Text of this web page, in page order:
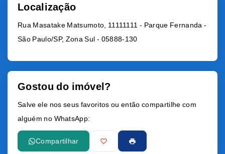
Localização
Rua Masatake Matsumoto, 11111111 - Parque Fernanda -
São Paulo/SP, Zona Sul - 05888-130
Gostou do imóvel?
Salve ele nos seus favoritos ou então compartilhe com
alguém no WhatsApp:
Compartilhar